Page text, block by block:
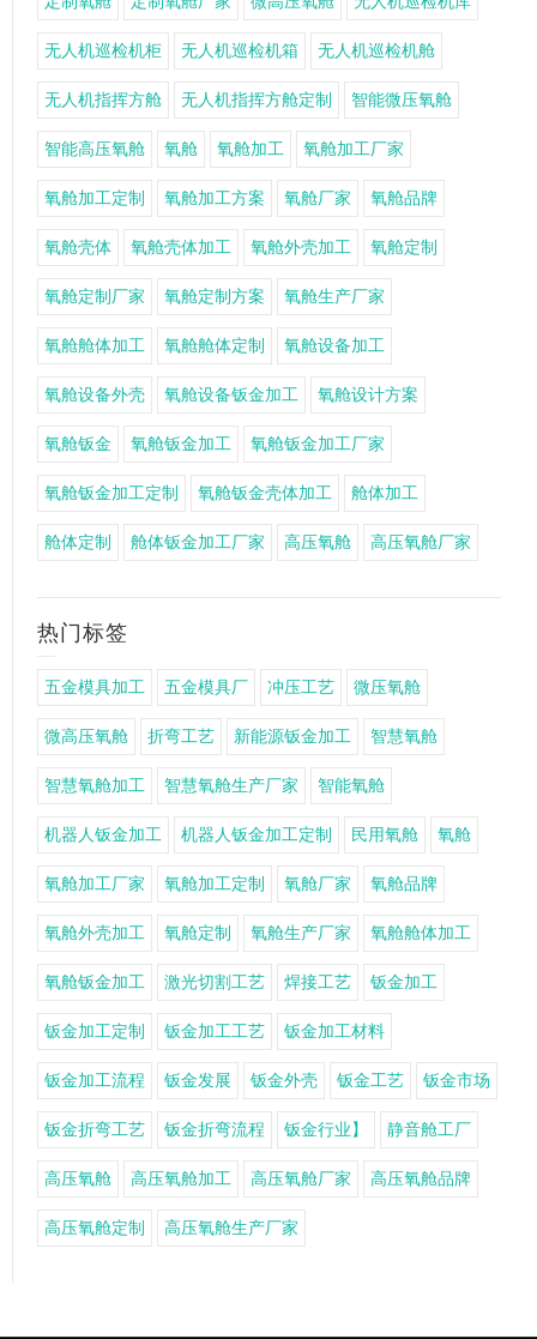
无人机巡检机柜 无人机巡检机箱 无人机巡检机舱
无人机指挥方舱 无人机指挥方舱定制 智能微压氧舱
智能高压氧舱 氧舱 氧舱加工 氧舱加工厂家
氧舱加工定制 氧舱加工方案 氧舱厂家 氧舱品牌
氧舱壳体 氧舱壳体加工 氧舱外壳加工 氧舱定制
氧舱定制厂家 氧舱定制方案 氧舱生产厂家
氧舱舱体加工 氧舱舱体定制 氧舱设备加工
氧舱设备外壳 氧舱设备钣金加工 氧舱设计方案
氧舱钣金 氧舱钣金加工 氧舱钣金加工厂家
氧舱钣金加工定制 氧舱钣金壳体加工 舱体加工
舱体定制 舱体钣金加工厂家 高压氧舱 高压氧舱厂家
热门标签
五金模具加工 五金模具厂 冲压工艺 微压氧舱
微高压氧舱 折弯工艺 新能源钣金加工 智慧氧舱
智慧氧舱加工 智慧氧舱生产厂家 智能氧舱
机器人钣金加工 机器人钣金加工定制 民用氧舱 氧舱
氧舱加工厂家 氧舱加工定制 氧舱厂家 氧舱品牌
氧舱外壳加工 氧舱定制 氧舱生产厂家 氧舱舱体加工
氧舱钣金加工 激光切割工艺 焊接工艺 钣金加工
钣金加工定制 钣金加工工艺 钣金加工材料
钣金加工流程 钣金发展 钣金外壳 钣金工艺 钣金市场
钣金折弯工艺 钣金折弯流程 钣金行业】 静音舱工厂
高压氧舱 高压氧舱加工 高压氧舱厂家 高压氧舱品牌
高压氧舱定制 高压氧舱生产厂家